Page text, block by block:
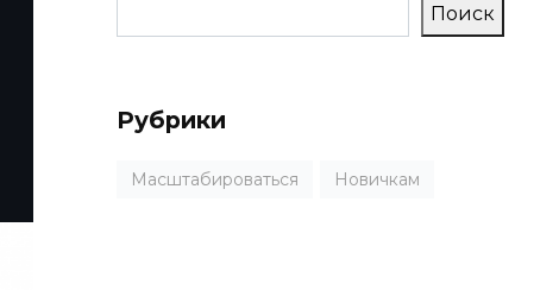
Поиск
Рубрики
Масштабироваться Новичкам